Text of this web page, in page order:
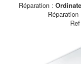
Réparation :
Réparation